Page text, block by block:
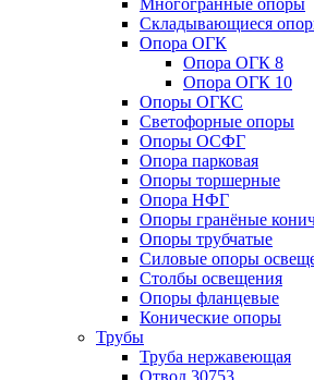
Многогранные опоры
Складывающиеся
Опора ОГК
Опора ОГК 8
Опора ОГК 10
Опоры ОГКС
Светофорные опоры
Опоры ОСФГ
Опора парковая
Опоры торшерные
Опора НФГ
Опоры гранёные
Опоры трубчатые
Силовые опоры
Столбы освещения
Опоры фланцевые
Конические опоры
Трубы
Труба нержавеющая
Отвод 30753